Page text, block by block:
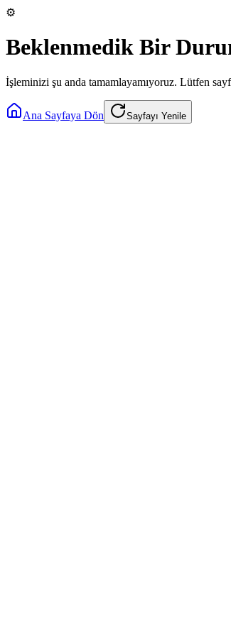
⚙️
Beklenmedik Bir
İşleminizi şu anda tamamlayamıyoruz. Lütfen
Ana Sayfaya Dön Sayfayı Yenile